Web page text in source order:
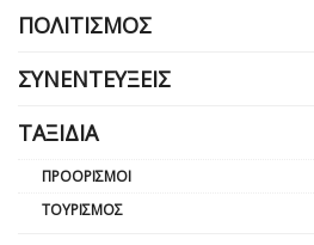
ΠΟΛΙΤΙΣΜΌΣ
ΣΥΝΕΝΤΕΎΞΕΙΣ
ΤΑΞΊΔΙΑ
ΠΡΟΟΡΙΣΜΟΊ
ΤΟΥΡΙΣΜΌΣ